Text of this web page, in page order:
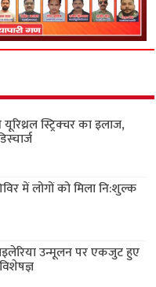
स्ट्रिक्चर का इलाज,
में लोगों को मिला नि:शुल्क
उन्मूलन पर एकजुट हुए